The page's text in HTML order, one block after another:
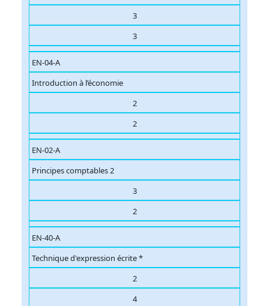
3
3
EN-04-A
Introduction à l’économie
2
2
EN-02-A
Principes comptables 2
3
2
EN-40-A
Technique d'expression écrite *
2
4